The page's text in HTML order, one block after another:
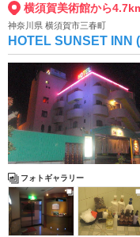
横須賀美術館から
神奈川県 横須賀市三春町
HOTEL SUNSET INN
フォトギャラリー